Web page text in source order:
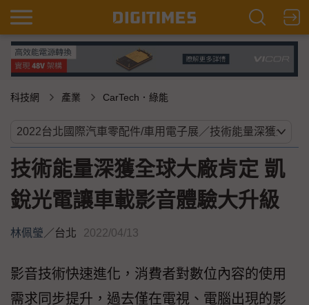
科技網 產業 CarTech．綠能
技術能量深獲全球大廠肯定 凱
銳光電讓車載影音體驗大升級
林佩瑩／台北 2022/04/13
影音技術快速進化，消費者對數位內容的使用
需求同步提升，過去僅在電視、電腦出現的影